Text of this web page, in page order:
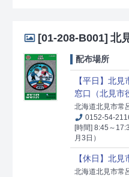
[01-208-B001] 北
配布場所
【平日】北
窓口（北見市
北海道北見市常
0152-54-
[時間] 8:45～
月3日）
【休日】北
北海道北見市常